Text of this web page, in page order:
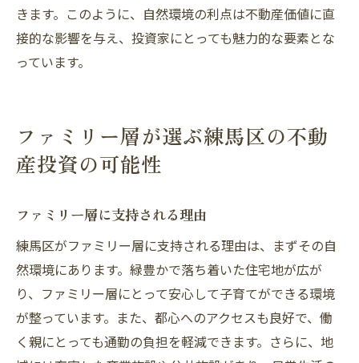
きます。このように、自然環境の利点は不動産価値に直
接的な影響を与え、投資家にとっても魅力的な要素とな
っています。
ファミリー層が選ぶ練馬区の不動
産投資の可能性
ファミリー層に支持される理由
練馬区がファミリー層に支持される理由は、まずその自
然環境にあります。緑豊かで落ち着いた住宅地が広が
り、ファミリー層にとって安心して子育てができる環境
が整っています。また、都心へのアクセスも良好で、働
く親にとっても通勤の負担を軽減できます。さらに、地